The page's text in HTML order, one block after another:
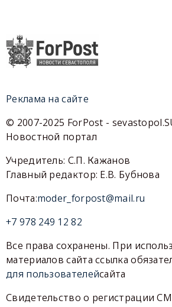
Реклама на сайте
© 2007-2025 ForPost -
Новостной портал
Учредитель: С.П. Кажанов
Главный редактор: Е.В. Бубнова
Почта:moder_forpost@mail.ru
+7 978 249 12 82
Все права сохранены. При
материалов сайта ссылка
для пользователейсайта
Свидетельство о регистрации